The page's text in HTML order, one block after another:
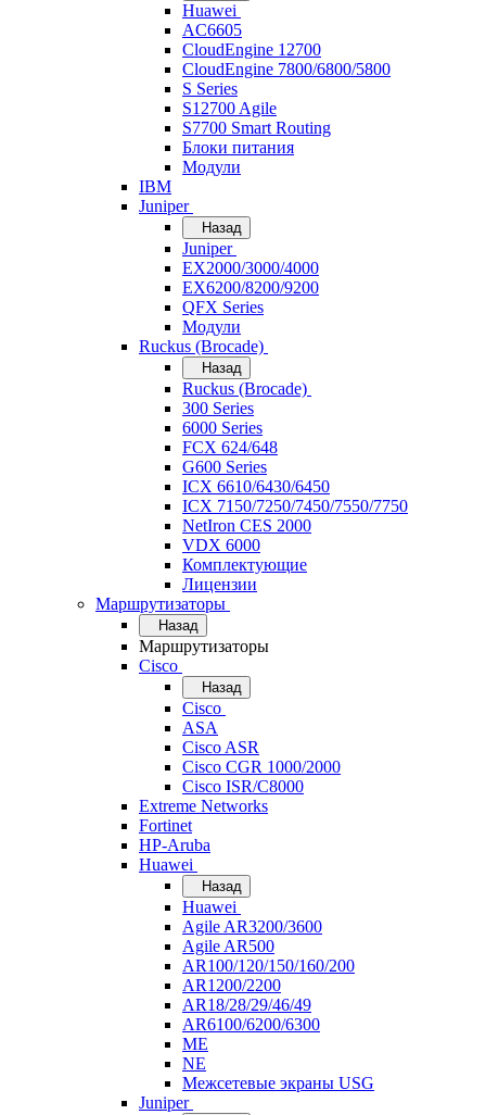
Huawei
AC6605
CloudEngine 12700
CloudEngine 7800/6800/5800
S Series
S12700 Agile
S7700 Smart Routing
Блоки питания
Модули
IBM
Juniper
Назад
Juniper
EX2000/3000/4000
EX6200/8200/9200
QFX Series
Модули
Ruckus (Brocade)
Назад
Ruckus (Brocade)
300 Series
6000 Series
FCX 624/648
G600 Series
ICX 6610/6430/6450
ICX 7150/7250/7450/7550/7750
NetIron CES 2000
VDX 6000
Комплектующие
Лицензии
Маршрутизаторы
Назад
Маршрутизаторы
Cisco
Назад
Cisco
ASA
Cisco ASR
Cisco CGR 1000/2000
Cisco ISR/С8000
Extreme Networks
Fortinet
HP-Aruba
Huawei
Назад
Huawei
Agile AR3200/3600
Agile AR500
AR100/120/150/160/200
AR1200/2200
AR18/28/29/46/49
AR6100/6200/6300
ME
NE
Межсетевые экраны USG
Juniper